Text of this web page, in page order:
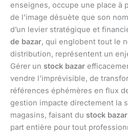
enseignes, occupe une place à
de l’image désuète que son
d’un levier stratégique et
de bazar, qui englobent tout le
distribution, représentent un
Gérer un stock bazar
vendre l’imprévisible, de
références éphémères en flux
gestion impacte directement la
magasins, faisant du stock bazar
part entière pour tout